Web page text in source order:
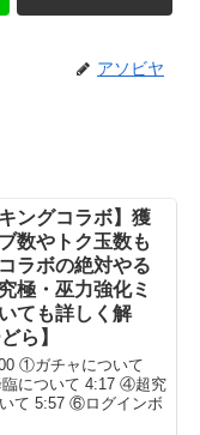
アソビヤ
ングコラボ】獲
数やトク玉数も
ラボの絶対やる
極・巫力強化ミ
ても詳しく解
ら】
①ガチャについて
について 4:17 ④超究
て 5:57 ⑥ログインボ